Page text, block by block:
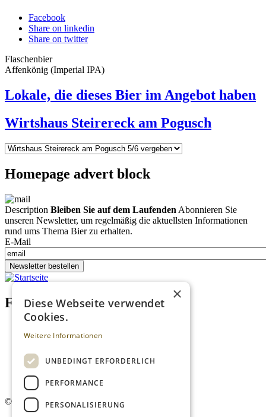
Facebook
Share on linkedin
Share on twitter
Flaschenbier
Affenkönig (Imperial IPA)
Lokale, die dieses Bier im Angebot haben
Wirtshaus Steirereck am Pogusch
Homepage advert block
Description Bleiben Sie auf dem Laufenden Abonnieren Sie
unseren Newsletter, um regelmäßig die aktuellsten Informationen
rund ums Thema Bier zu erhalten.
E-Mail
Newsletter bestellen
Footer menu (DE)
Impressum
Mediadaten
AGB
Newsletter
© 2026. Alle Rechte vorbehalten.
×
Diese Webseite verwendet
Cookies.
Weitere Informationen
UNBEDINGT ERFORDERLICH
PERFORMANCE
PERSONALISIERUNG